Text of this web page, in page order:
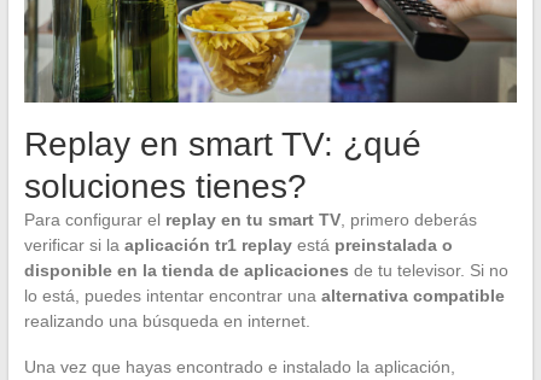
Replay en smart TV: ¿qué
soluciones tienes?
Para configurar el replay en tu smart TV, primero deberás
verificar si la aplicación tr1 replayestá preinstalada o
disponible en la tienda de aplicaciones de tu televisor. Si no
lo está, puedes intentar encontrar una alternativa compatible
realizando una búsqueda en internet.
Una vez que hayas encontrado e instalado la aplicación,